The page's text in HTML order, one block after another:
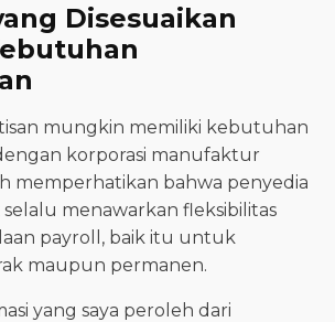
Disesuaikan
mungkin memiliki kebutuhan
korporasi manufaktur
memperhatikan bahwa penyedia
selalu menawarkan fleksibilitas
payroll, baik itu untuk
maupun permanen.
yang saya peroleh dari